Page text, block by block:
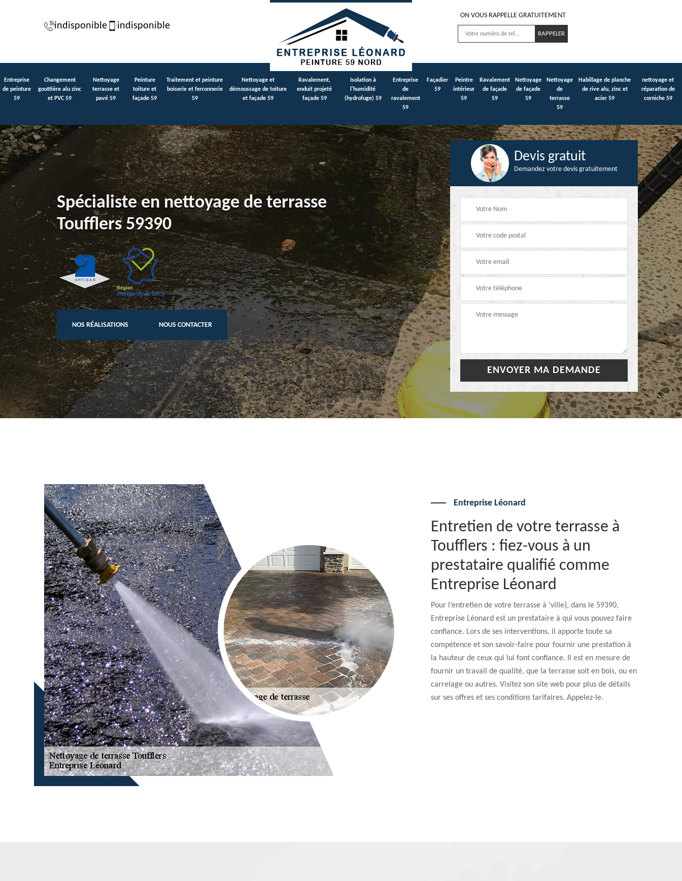
indisponible indisponible
ON VOUS RAPPELLE GRATUITEMENT
Entreprise
de peinture
59
Changement
gouttière alu zinc
et PVC 59
Nettoyage
terrasse et
pavé 59
Peinture
toiture et
façade 59
Traitement et peinture
boiserie et ferronnerie
59
Nettoyage et
démoussage de toiture
et façade 59
Ravalement,
enduit projeté
façade 59
Isolation à
l'humidité
(hydrofuge) 59
Entreprise
de
ravalement
59
Façadier
59
Peintre
intérieur
59
Ravalement
de façade
59
Nettoyage
de façade
59
Nettoyage
de
terrasse
59
Habillage de planche
de rive alu, zinc et
acier 59
nettoyage et
réparation de
corniche 59
Spécialiste en nettoyage de terrasse
Toufflers 59390
NOS RÉALISATIONS NOUS CONTACTER
Devis gratuit
Demandez votre devis gratuitement
Entreprise Léonard
Entretien de votre terrasse à
Toufflers : fiez-vous à un
prestataire qualifié comme
Entreprise Léonard
Pour l’entretien de votre terrasse à ‘ville}, dans le 59390,
Entreprise Léonard est un prestataire à qui vous pouvez faire
confiance. Lors de ses interventions, il apporte toute sa
compétence et son savoir-faire pour fournir une prestation à
la hauteur de ceux qui lui font confiance. Il est en mesure de
fournir un travail de qualité, que la terrasse soit en bois, ou en
carrelage ou autres. Visitez son site web pour plus de détails
sur ses offres et ses conditions tarifaires. Appelez-le.